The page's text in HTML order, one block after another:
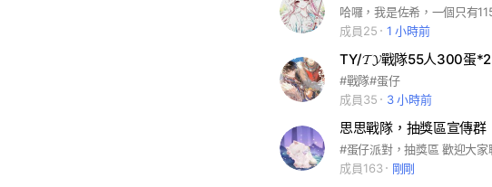
成員25
1 小時前
TY/𝓣𝓨戰隊55人300蛋*2
#戰隊#蛋仔
成員35
3 小時前
思思戰隊，抽獎區宣傳群
成員163
剛剛